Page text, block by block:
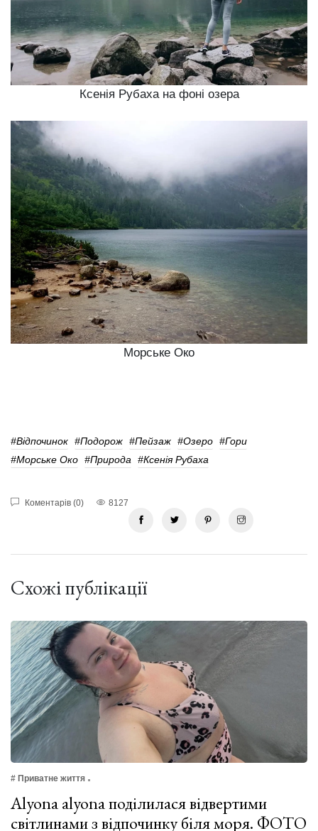
Ксенія Рубаха на фоні озера
Морське Око
#відпочинок #подорож #Пейзаж #озеро #гори
#Морське Око #природа #Ксенія Рубаха
Коментарів (0) 8127
Схожі публікації
# Приватне життя
Alyona alyona поділилася відвертими
світлинами з відпочинку біля моря. ФОТО